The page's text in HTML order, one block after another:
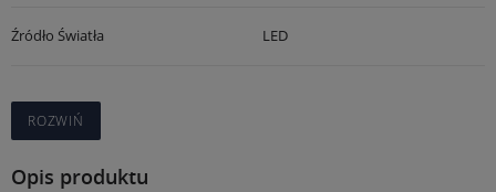
Źródło Światła LED
ROZWIŃ
Opis produktu